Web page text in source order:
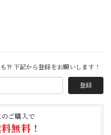
?! 下記から登録をお願いします！
登録
ご購入で
無料！
ざいました。
【Cooperstown Ball Cap】Made in USA Baseball Cap "1952 BIRMINGHAM BLACK BARONS" 新品 クーパーズタウンボールキャップ バーミングハムブラックバロンズ 6パネル